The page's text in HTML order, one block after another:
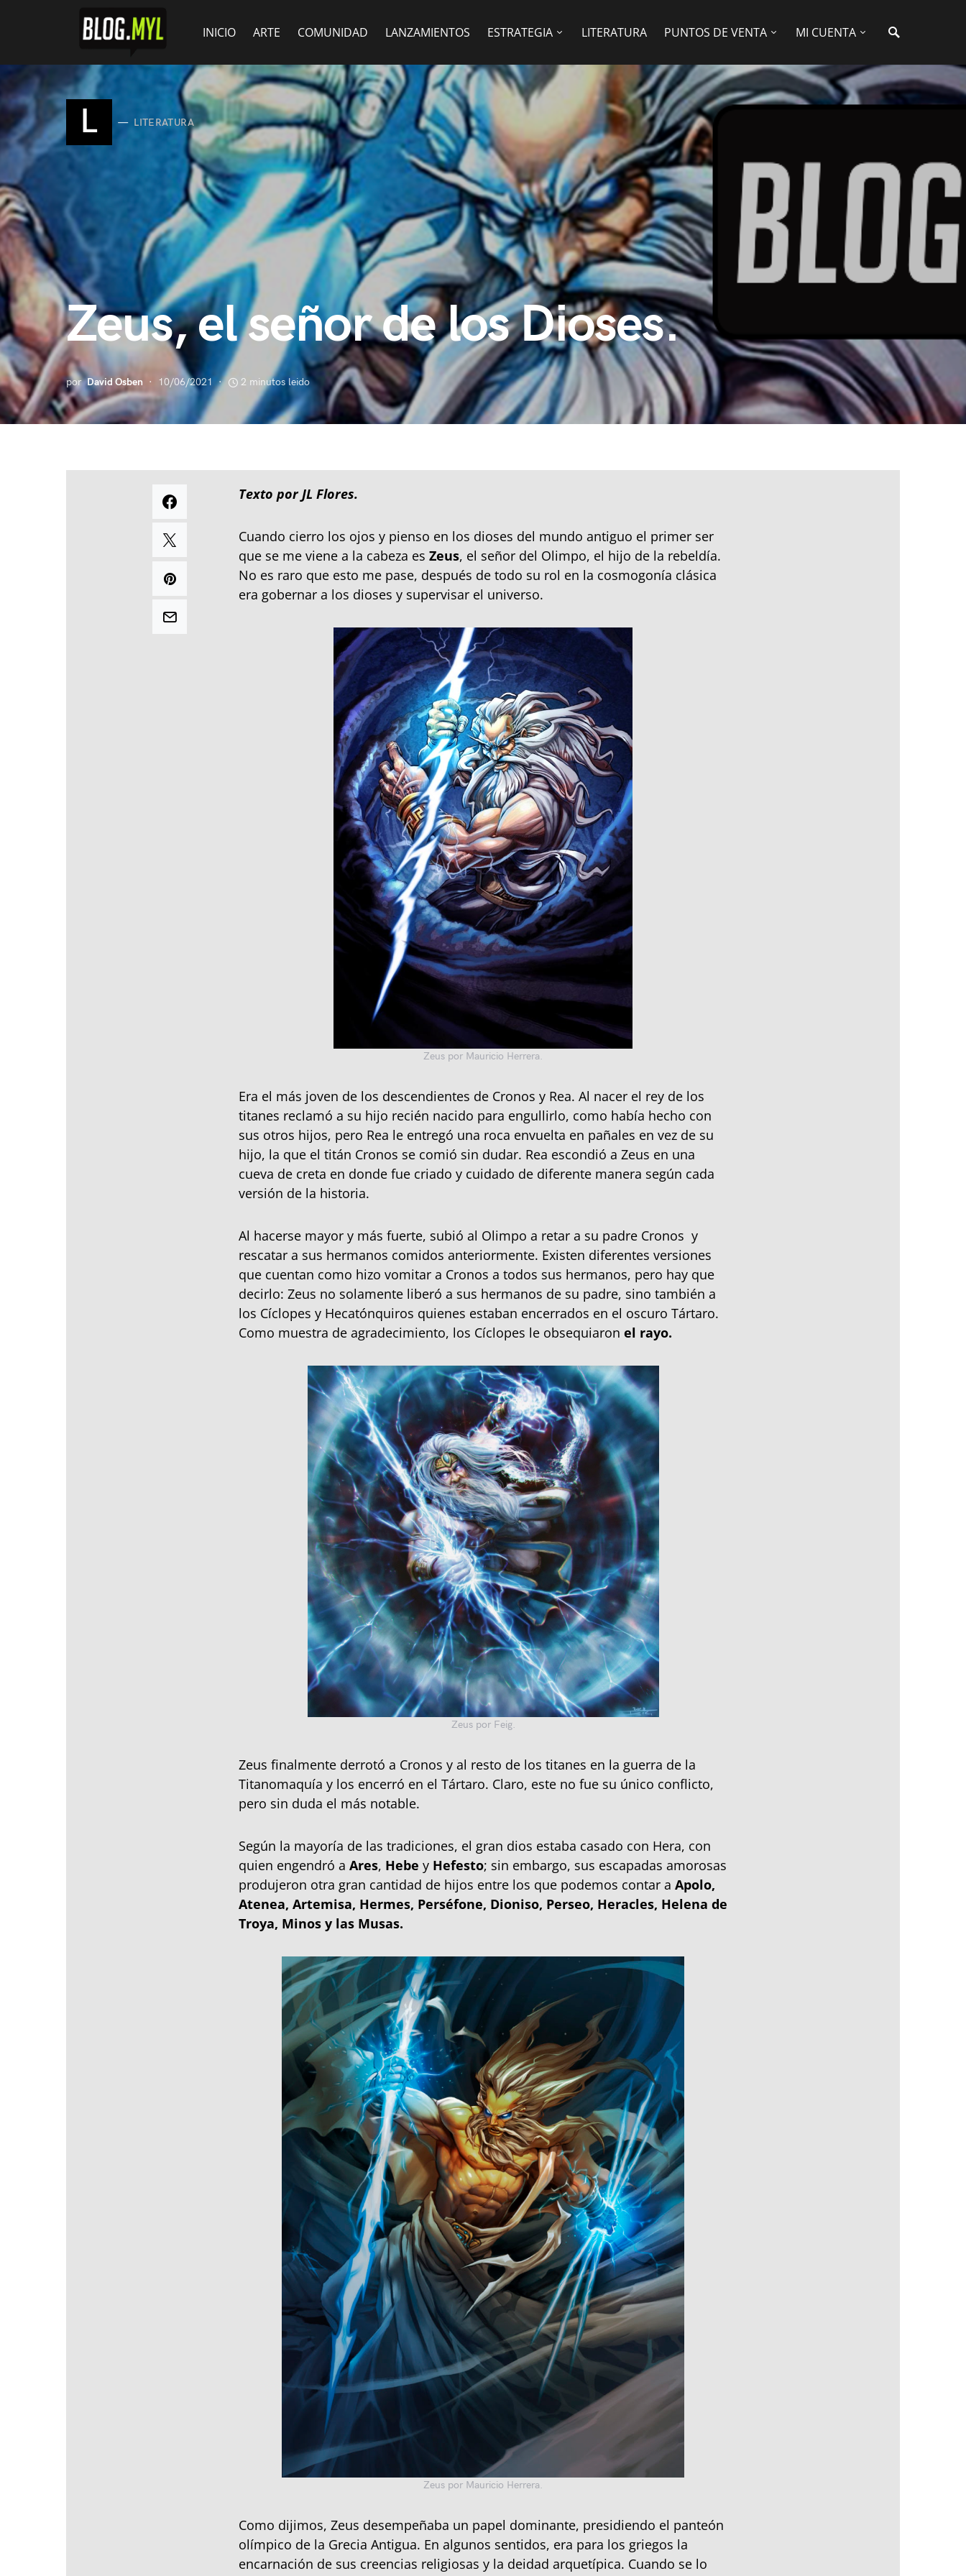
INICIO ARTE COMUNIDAD LANZAMIENTOS ESTRATEGIA LITERATURA PUNTOS DE VENTA MI CUENTA
L LITERATURA
Zeus, el señor de los Dioses.
por David Osben 10/06/2021 2 minutos leido
Texto por JL Flores.
Cuando cierro los ojos y pienso en los dioses del mundo antiguo el primer ser
que se me viene a la cabeza es Zeus, el señor del Olimpo, el hijo de la rebeldía.
No es raro que esto me pase, después de todo su rol en la cosmogonía clásica
era gobernar a los dioses y supervisar el universo.
Zeus por Mauricio Herrera.
Era el más joven de los descendientes de Cronos y Rea. Al nacer el rey de los
titanes reclamó a su hijo recién nacido para engullirlo, como había hecho con
sus otros hijos, pero Rea le entregó una roca envuelta en pañales en vez de su
hijo, la que el titán Cronos se comió sin dudar. Rea escondió a Zeus en una
cueva de creta en donde fue criado y cuidado de diferente manera según cada
versión de la historia.
Al hacerse mayor y más fuerte, subió al Olimpo a retar a su padre Cronos y
rescatar a sus hermanos comidos anteriormente. Existen diferentes versiones
que cuentan como hizo vomitar a Cronos a todos sus hermanos, pero hay que
decirlo: Zeus no solamente liberó a sus hermanos de su padre, sino también a
los Cíclopes y Hecatónquiros quienes estaban encerrados en el oscuro Tártaro.
Como muestra de agradecimiento, los Cíclopes le obsequiaron el rayo.
Zeus por Feig.
Zeus finalmente derrotó a Cronos y al resto de los titanes en la guerra de la
Titanomaquía y los encerró en el Tártaro. Claro, este no fue su único conflicto,
pero sin duda el más notable.
Según la mayoría de las tradiciones, el gran dios estaba casado con Hera, con
quien engendró a Ares, Hebe y Hefesto; sin embargo, sus escapadas amorosas
produjeron otra gran cantidad de hijos entre los que podemos contar a Apolo,
Atenea, Artemisa, Hermes, Perséfone, Dioniso, Perseo, Heracles, Helena de
Troya, Minos y las Musas.
Zeus por Mauricio Herrera.
Como dijimos, Zeus desempeñaba un papel dominante, presidiendo el panteón
olímpico de la Grecia Antigua. En algunos sentidos, era para los griegos la
encarnación de sus creencias religiosas y la deidad arquetípica. Cuando se lo